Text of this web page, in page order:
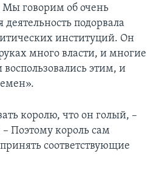
Мы говорим об очень
подорвала
институций. Он
много власти, и многие
этим, и
королю, что он голый, –
Поэтому король сам
соответствующие